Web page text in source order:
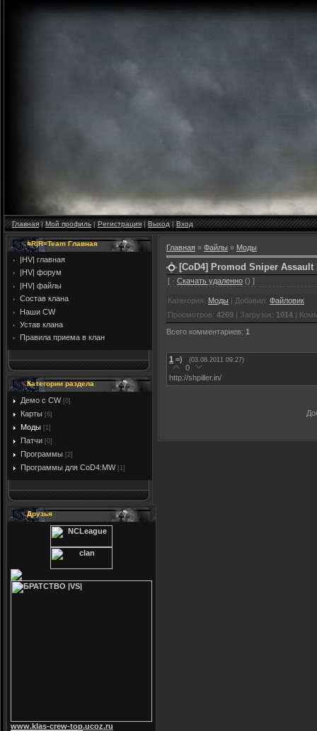
Главная|Мой профиль|Регистрация|Выход|Вход
=R|R=Team Главная
|HV| главная
|HV| форум
|HV| файлы
Cостав клана
Наши CW
Устав клана
Правила приема в клан
Категории раздела
Демо с CW [0]
Карты [6]
Моды [1]
Патчи [0]
Программы [2]
Программы для CoD4:MW [1]
Друзья
www.klas-crew-top.ucoz.ru
Главная » Файлы » Моды
[CoD4] Promod Sniper Assault
[ · Скачать удаленно () ]
Категория: Моды | Добавил: Файловик
Просмотров: 4269 | Загрузок: 1014 |
Всего комментариев: 1
1 =) (03.08.2011 09:27)
0
http://shpiller.in/